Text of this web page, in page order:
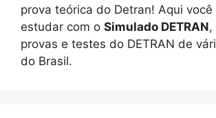
prova teórica do Detran! Aqui você
estudar com o Simulado DETRAN,
provas e testes do DETRAN de
do Brasil.